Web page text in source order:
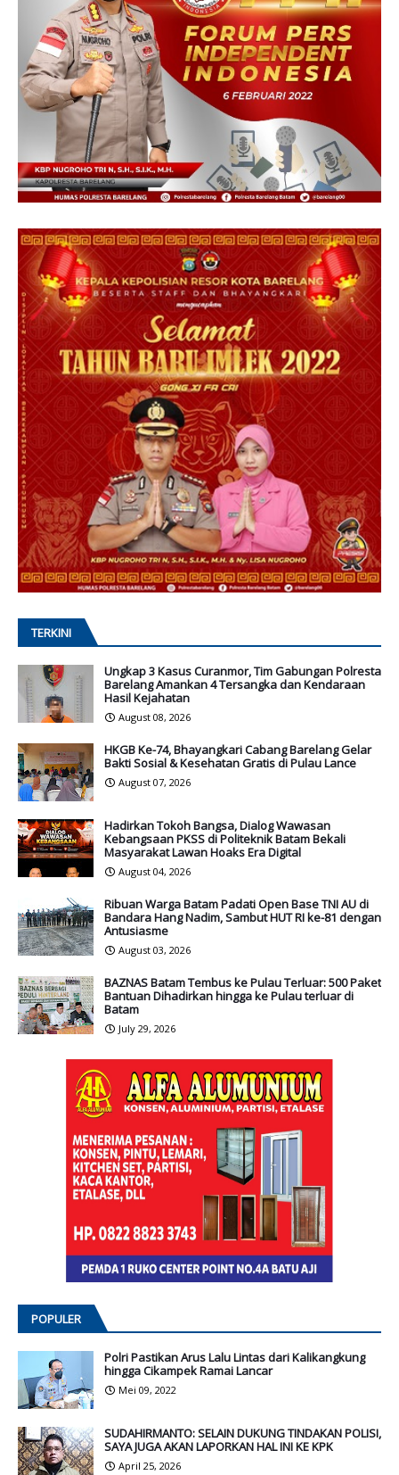
TERKINI
Ungkap 3 Kasus Curanmor, Tim Gabungan Polresta
Barelang Amankan 4 Tersangka dan Kendaraan
Hasil Kejahatan
August 08, 2026
HKGB Ke-74, Bhayangkari Cabang Barelang Gelar
Bakti Sosial & Kesehatan Gratis di Pulau Lance
August 07, 2026
Hadirkan Tokoh Bangsa, Dialog Wawasan
Kebangsaan PKSS di Politeknik Batam Bekali
Masyarakat Lawan Hoaks Era Digital
August 04, 2026
Ribuan Warga Batam Padati Open Base TNI AU di
Bandara Hang Nadim, Sambut HUT RI ke-81 dengan
Antusiasme
August 03, 2026
BAZNAS Batam Tembus ke Pulau Terluar: 500 Paket
Bantuan Dihadirkan hingga ke Pulau terluar di
Batam
July 29, 2026
POPULER
Polri Pastikan Arus Lalu Lintas dari Kalikangkung
hingga Cikampek Ramai Lancar
Mei 09, 2022
SUDAHIRMANTO: SELAIN DUKUNG TINDAKAN POLISI,
SAYA JUGA AKAN LAPORKAN HAL INI KE KPK
April 25, 2026